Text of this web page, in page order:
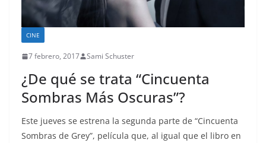
CINE
7 febrero, 2017 Sami Schuster
¿De qué se trata “Cincuenta
Sombras Más Oscuras”?
Este jueves se estrena la segunda parte de “Cincuenta
Sombras de Grey”, película que, al igual que el libro en